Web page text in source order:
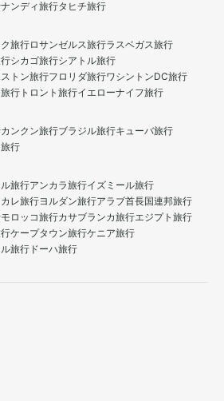
ナンディ旅行タヒチ旅行
旅行ロサンゼルス旅行ラスベガス旅行
シカゴ旅行シアトル旅行
トン旅行フロリダ旅行ワシントンDC旅行
行 トロント旅行イエローナイフ旅行
カンクン旅行ブラジル旅行キューバ旅行
行
旅行アンカラ旅行イズミール旅行
レ旅行ヨルダン旅行アラブ首長国連邦旅行
モロッコ旅行カサブランカ旅行エジプト旅行
ケープタウン旅行ケニア旅行
旅行 ドーハ旅行